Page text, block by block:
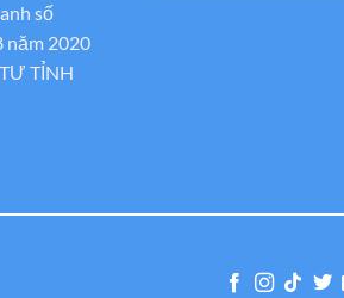
số
năm 2020
TỈNH